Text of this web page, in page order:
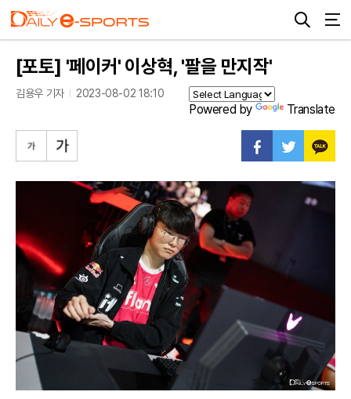
[포토] '페이커' 이상혁, '팔을 만지작'
김용우 기자 2023-08-02 18:10
Powered by Translate